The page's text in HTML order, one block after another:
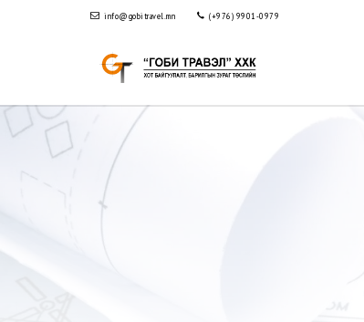
info@gobitravel.mn (+976) 9901-0979